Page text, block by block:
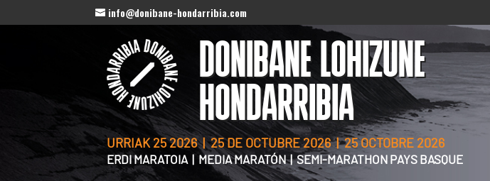
info@donibane-hondarribia.com
DONIBANE LOHIZUNE
HONDARRIBIA
URRIAK 25 2026 | 25 DE OCTUBRE 2026 | 25 OCTOBRE 2026
ERDI MARATOIA | MEDIA MARATÓN | SEMI-MARATHON PAYS BASQUE